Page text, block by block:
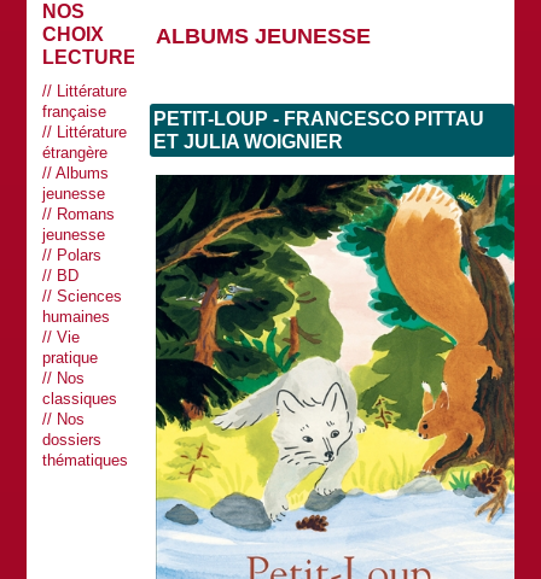
NOS
CHOIX
LECTURES
Littérature
française
Littérature
étrangère
Albums
jeunesse
Romans
jeunesse
Polars
BD
Sciences
humaines
Vie
pratique
Nos
classiques
Nos
dossiers
thématiques
ALBUMS JEUNESSE
PETIT-LOUP - FRANCESCO PITTAU
ET JULIA WOIGNIER